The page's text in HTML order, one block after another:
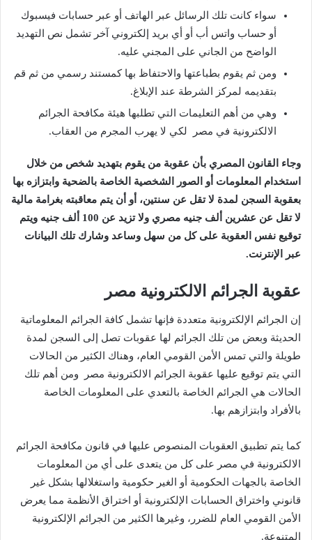
سواء كانت تلك الرسائل عبر الهاتف أو عبر حسابات فيسبوك
أو حساب واتس أب أو أي بريد إلكتروني آخر تشمل نص التهديد
الواضح من الجاني على المجني عليه.
ومن ثم يقوم بطباعتها والاحتفاظ بها كمستند رسمي من ثم قم
بتقديمه لمركز الشرطة عند الإبلاغ.
وهي من أهم التعليمات التي تطلبها هيئة مكافحة الجرائم
الالكترونية في مصر لكي لا يهرب المجرم من العقاب.
وجاء القانون المصري بأن عقوبة من يقوم بتهديد شخص من خلال
استخدام المعلومات أو الصور الشخصية الخاصة بالضحية وابتزازه بها
بعقوبة السجن لمدة لا تقل عن سنتين، أو أن يتم معاقبته بغرامة مالية
لا تقل عن عشرين ألف جنيه مصري ولا تزيد عن 100 ألف جنيه ويتم
توقيع نفس العقوبة على كل من سهل وساعد وشارك تلك البيانات
عبر الإنترنت.
عقوبة الجرائم الالكترونية مصر
إن الجرائم الإلكترونية متعددة فإنها تشمل كافة الجرائم المعلوماتية
الحديثة وبعض من تلك الجرائم لها عقوبات تصل إلى السجن لمدة
طويلة والتي تمس الأمن القومي العام، وهناك الكثير من الحالات
التي يتم توقيع عليها عقوبة الجرائم الالكترونية مصر ومن أهم تلك
الحالات هي الجرائم الخاصة بالتعدي على المعلومات الخاصة
بالأفراد وابتزازهم بها.
كما يتم تطبيق العقوبات المنصوص عليها في قانون مكافحة الجرائم
الالكترونية في مصر على كل من يتعدى على أي من المعلومات
الخاصة بالجهات الحكومية أو الغير حكومية واستغلالها بشكل غير
قانوني واختراق الحسابات الإلكترونية أو اختراق الأنظمة مما يعرض
الأمن القومي العام للضرر، وغيرها الكثير من الجرائم الإلكترونية
المتنوعة.